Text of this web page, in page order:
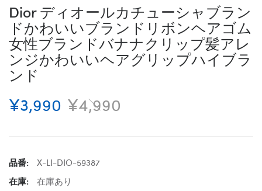
Dior ディオールカチューシャブラン
ドかわいいブランドリボンヘアゴム
女性ブランドバナナクリップ髪アレ
ンジかわいいヘアグリップハイブラ
ンド
¥3,990 ¥4,990
品番:
X-LI-DIO-59387
在庫:
在庫あり